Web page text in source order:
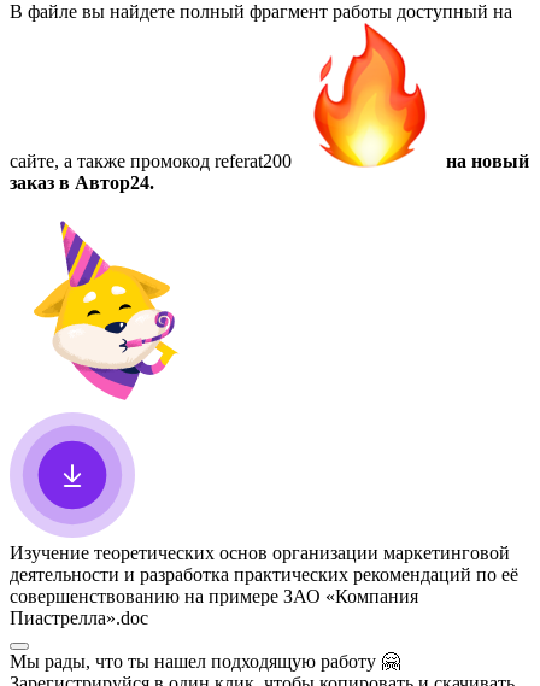
В файле вы найдете полный фрагмент работы доступный на
сайте, а также промокод referat200
на новый
заказ в Автор24.
Изучение теоретических основ организации маркетинговой
деятельности и разработка практических рекомендаций по её
совершенствованию на примере ЗАО «Компания
Пиастрелла».doc
Мы рады, что ты нашел подходящую работу 🤗